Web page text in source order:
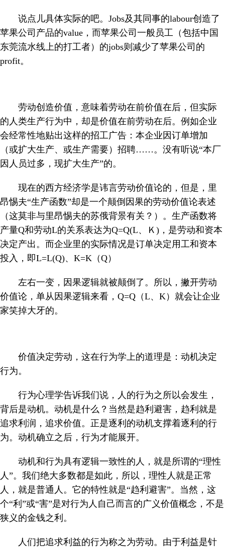
说点儿具体实际的吧。 Jobs及其同事的labour创造了
苹果公司产品的value ，而苹果公司一般员工（包括中国
东莞流水线上的打工者）的jobs则减少了苹果公司的
profit。
劳动创造价值，意味着劳动在前价值在后，但实际
的人类生产行为中，却是价值在前劳动在后。例如企业
会经常性地贴出这样的招工广告：本企业因订单增加
（或扩大生产、或生产需要）招聘……。没有听说“本厂
因人员过多，现扩大生产”的。
现在的西方经济学是讳言劳动价值论的，但是，里
昂惕夫“生产函数”却是一个颠倒因果的劳动价值论表述
（这莫非与里昂惕夫的苏俄背景有关？）。生产函数将
产量Q和劳动L的关系表达为Q=Q(L、Ｋ) ，是劳动和资本
决定产出。而企业里的实际情况是订单决定用工和资本
投入，即L=L(Q)、 K=K （Q）
左右一变，因果逻辑就被颠倒了。所以，撇开劳动
价值论，单从因果逻辑来看， Q=Q （L、 K ）就会让企业
家笑掉大牙的。
价值决定劳动，这在行为学上的道理是：动机决定
行为。
行为心理学告诉我们说，人的行为之所以会发生，
背后是动机。动机是什么？当然是趋利避害，趋利就是
追求利润，追求价值。正是逐利的动机支撑着逐利的行
为。动机确立之后，行为才能展开。
动机和行为具有逻辑一致性的人，就是所谓的“理性
人”。我们绝大多数都是如此，所以，理性人就是正常
人，就是普通人。它的特性就是“趋利避害”。当然，这
个“利”或“害”是对行为人自己而言的广义价值概念，不是
狭义的金钱之利。
人们把追求利益的行为称之为劳动。由于利益是针